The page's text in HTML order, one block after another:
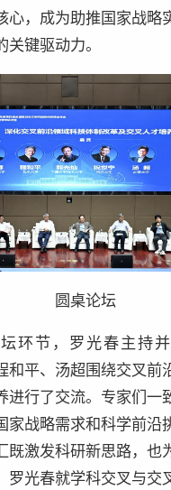
心，成为助推国家战略
键驱动力。
圆桌论坛
环节，罗光春主持
和平、汤超围绕交叉前
进行了交流。专家们一
家战略需求和科学前沿
既激发科研新思路，也
罗光春就学科交叉与交